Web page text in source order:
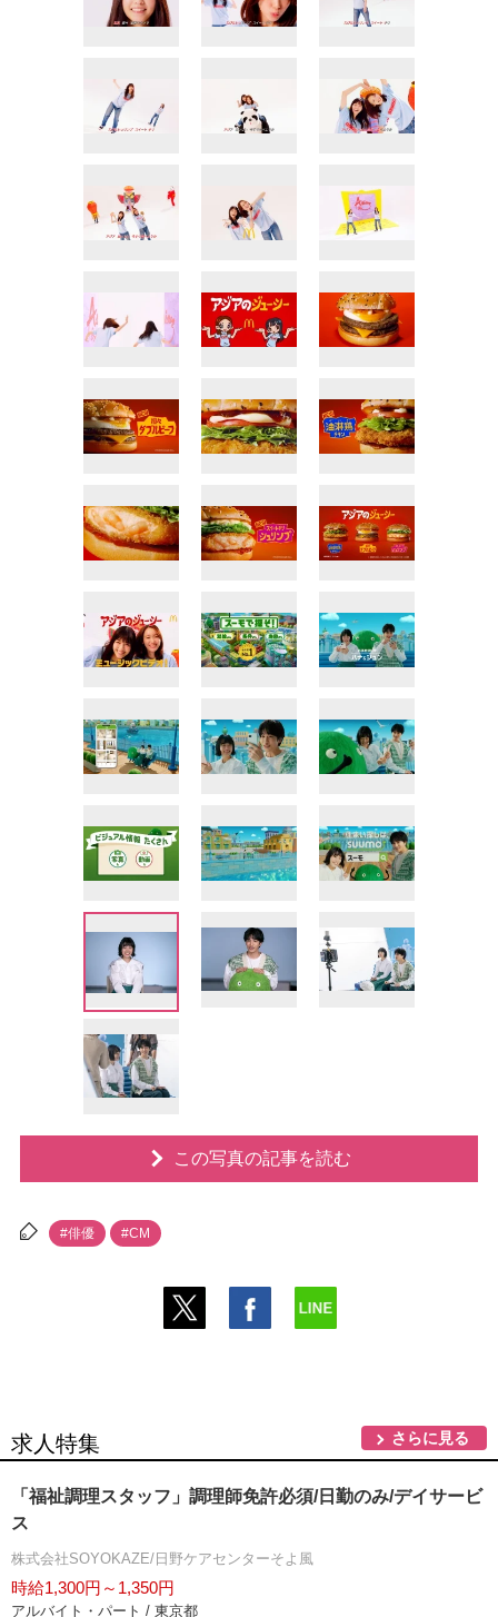
この写真の記事を読む
#俳優 #CM
求人特集 さらに見る
「福祉調理スタッフ」調理師免許必須/日勤のみ/デイサービ
ス
株式会社SOYOKAZE/日野ケアセンターそよ風
時給1,300円～1,350円
アルバイト・パート / 東京都